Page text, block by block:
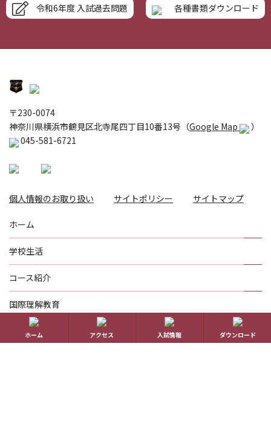
令和6年度 入試過去問題 各種書類ダウンロード
〒230-0074
神奈川県横浜市鶴見区北寺尾四丁目10番13号（Google Map
）
045-581-6721
個人情報のお取り扱い サイトポリシー サイトマップ
ホーム
学校生活
コース紹介
国際理解教育
進路指導
ホーム アクセス 入試情報 ダウンロード